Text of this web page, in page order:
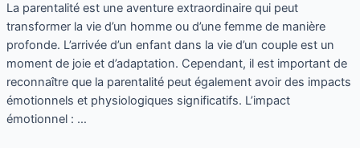
La parentalité est une aventure extraordinaire qui peut
transformer la vie d’un homme ou d’une femme de manière
profonde. L’arrivée d’un enfant dans la vie d’un couple est un
moment de joie et d’adaptation. Cependant, il est important de
reconnaître que la parentalité peut également avoir des impacts
émotionnels et physiologiques significatifs. L’impact
émotionnel : …